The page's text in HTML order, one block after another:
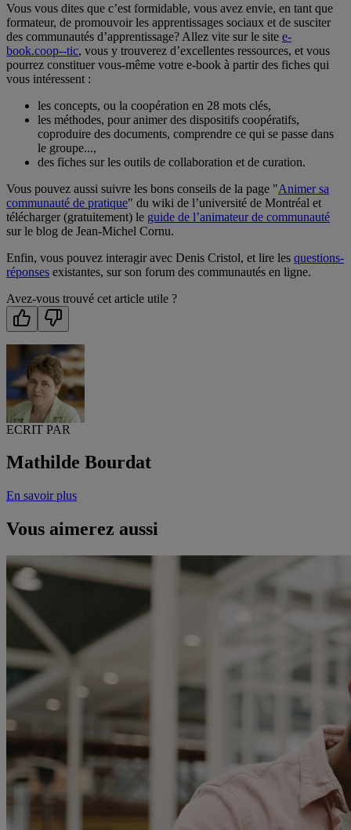
Vous vous dites que c’est formidable, vous avez envie, en tant que
formateur, de promouvoir les apprentissages sociaux et de susciter
des communautés d’apprentissage? Allez vite sur le site e-
book.coop--tic, vous y trouverez d’excellentes ressources, et vous
pourrez constituer vous-même votre e-book à partir des fiches qui
vous intéressent :
les concepts, ou la coopération en 28 mots clés,
les méthodes, pour animer des dispositifs coopératifs,
coproduire des documents, comprendre ce qui se passe dans
le groupe...,
des fiches sur les outils de collaboration et de curation.
Vous pouvez aussi suivre les bons conseils de la page "Animer sa
communauté de pratique" du wiki de l’université de Montréal et
télécharger (gratuitement) le guide de l’animateur de communauté
sur le blog de Jean-Michel Cornu.
Enfin, vous pouvez interagir avec Denis Cristol, et lire les questions-
réponses existantes, sur son forum des communautés en ligne.
Avez-vous trouvé cet article utile ?
ECRIT PAR
Mathilde Bourdat
En savoir plus
Vous aimerez aussi